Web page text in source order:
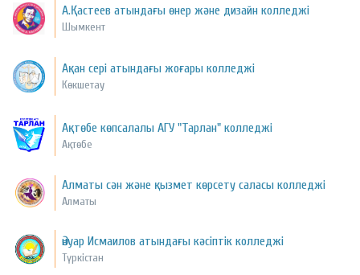
А.Қастеев атындағы өнер және дизайн колледжі
Шымкент
Ақан сері атындағы жоғары колледжі
Көкшетау
Ақтөбе көпсалалы АГУ "Тарлан" колледжі
Ақтөбе
Алматы сән және қызмет көрсету саласы колледжі
Алматы
Әнуар Исмаилов атындағы кәсіптік колледжі
Түркістан